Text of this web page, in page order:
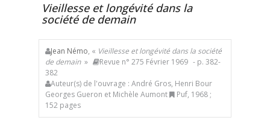
Vieillesse et longévité dans la
société de demain
Jean Némo, « Vieillesse et longévité dans la société
de demain» Revue n° 275 Février 1969 - p. 382-
382
Auteur(s) de l'ouvrage : André Gros, Henri Bour
Georges Gueron et Michèle Aumont
Puf, 1968 ;
152 pages